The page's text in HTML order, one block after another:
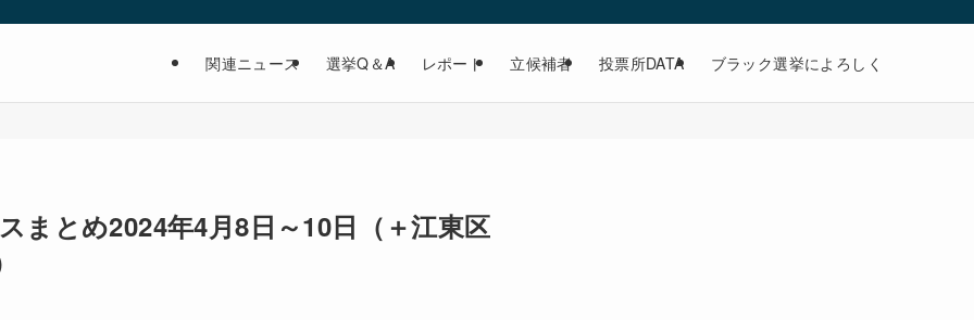
関連ニュース 選挙Q＆A レポート 立候補者 投票所DATA ブラック選挙によろしく
まとめ2024年4月8日～10日（＋江東区